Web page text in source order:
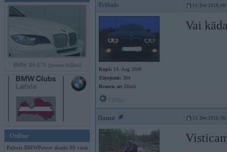
BMW X6 E71 (preses bildes)
Online
Pašreiz BMWPower skatās 99 viesi
Tribals 11. Dec 2018,
Kopš: 14. Aug 2009
Ziņojumi: 384
Braucu ar: Dīzeli
Vai
Damn 11. Dec 2018,